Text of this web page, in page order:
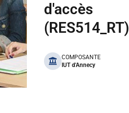
d'accès
(RES514_RT)
benefits
COMPOSANTE
IUT d'Annecy